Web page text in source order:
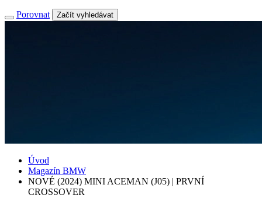
Porovnat Začít vyhledávat
Úvod
Magazín BMW
NOVÉ (2024) MINI ACEMAN (J05) | PRVNÍ
CROSSOVER